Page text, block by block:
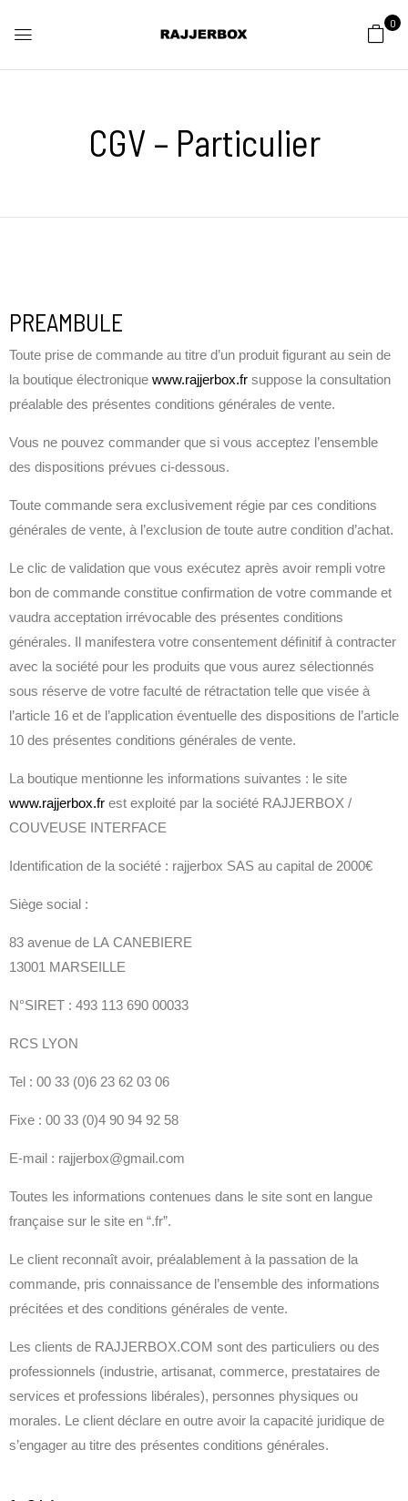
0
CGV – Particulier
PREAMBULE
Toute prise de commande au titre d’un produit figurant au sein de
la boutique électronique www.rajjerbox.fr suppose la consultation
préalable des présentes conditions générales de vente.
Vous ne pouvez commander que si vous acceptez l’ensemble
des dispositions prévues ci-dessous.
Toute commande sera exclusivement régie par ces conditions
générales de vente, à l’exclusion de toute autre condition d’achat.
Le clic de validation que vous exécutez après avoir rempli votre
bon de commande constitue confirmation de votre commande et
vaudra acceptation irrévocable des présentes conditions
générales. Il manifestera votre consentement définitif à contracter
avec la société pour les produits que vous aurez sélectionnés
sous réserve de votre faculté de rétractation telle que visée à
l’article 16 et de l’application éventuelle des dispositions de l’article
10 des présentes conditions générales de vente.
La boutique mentionne les informations suivantes : le site
www.rajjerbox.fr est exploité par la société RAJJERBOX /
COUVEUSE INTERFACE
Identification de la société : rajjerbox SAS au capital de 2000€
Siège social :
83 avenue de LA CANEBIERE
13001 MARSEILLE
N°SIRET : 493 113 690 00033
RCS LYON
Tel : 00 33 (0)6 23 62 03 06
Fixe : 00 33 (0)4 90 94 92 58
E-mail : rajjerbox@gmail.com
Toutes les informations contenues dans le site sont en langue
française sur le site en “.fr”.
Le client reconnaît avoir, préalablement à la passation de la
commande, pris connaissance de l’ensemble des informations
précitées et des conditions générales de vente.
Les clients de RAJJERBOX.COM sont des particuliers ou des
professionnels (industrie, artisanat, commerce, prestataires de
services et professions libérales), personnes physiques ou
morales. Le client déclare en outre avoir la capacité juridique de
s’engager au titre des présentes conditions générales.